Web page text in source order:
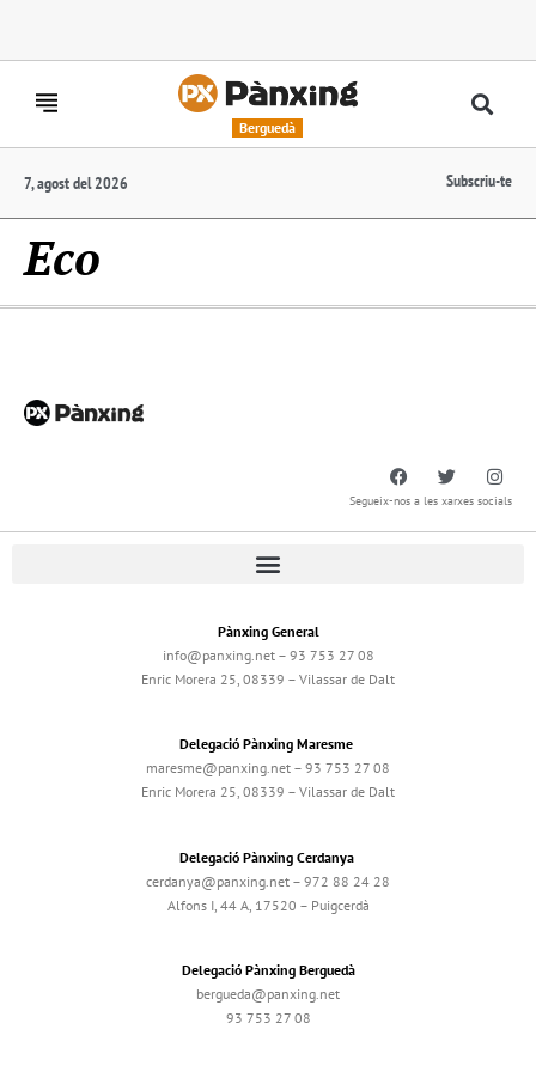
Berguedà
7, agost del 2026 Subscriu-te
Eco
Segueix-nos a les xarxes socials
Pànxing General
info@panxing.net – 93 753 27 08
Enric Morera 25, 08339 – Vilassar de Dalt
Delegació Pànxing Maresme
maresme@panxing.net – 93 753 27 08
Enric Morera 25, 08339 – Vilassar de Dalt
Delegació Pànxing Cerdanya
cerdanya@panxing.net – 972 88 24 28
Alfons I, 44 A, 17520 – Puigcerdà
Delegació Pànxing Berguedà
bergueda@panxing.net
93 753 27 08